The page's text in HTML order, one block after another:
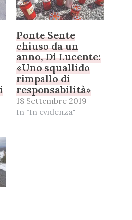
Ponte Sente
chiuso da un
anno, Di Lucente:
«Uno squallido
rimpallo di
responsabilità»
18 Settembre 2019
In "In evidenza"